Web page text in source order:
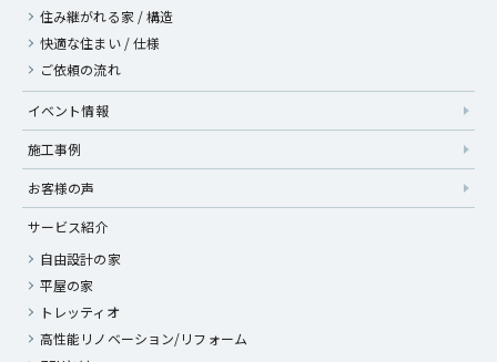
住み継がれる家 / 構造
快適な住まい / 仕様
ご依頼の流れ
イベント情報
施工事例
お客様の声
サービス紹介
自由設計の家
平屋の家
トレッティオ
高性能リノベーション/リフォーム